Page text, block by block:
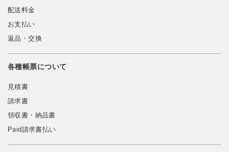
配送料金
お支払い
返品・交換
各種帳票について
見積書
請求書
領収書・納品書
Paid請求書払い